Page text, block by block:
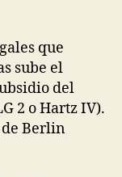
que
sube el
del
2 o Hartz IV).
de Berlin